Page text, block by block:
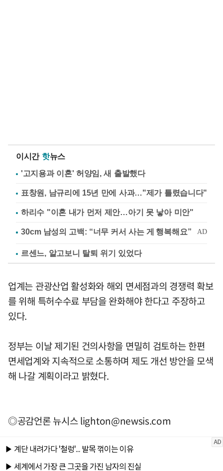
이시간 핫뉴스
'고지용과 이혼' 허양임, 새 출발했다
표창원, 남규리에 15년 만에 사과…"제가 틀렸습니다"
하리수 "이혼 내가 먼저 제안…아기 못 낳아 미안"
르센느, 알고보니 탈퇴 위기 있었다
업계는 관광산업 활성화와 해외 면세점과의 경쟁력 확보
를 위해 특허수수료 부담을 완화해야 한다고 주장하고
있다.
정부는 이날 제기된 건의사항을 면밀히 검토하는 한편
면세업계와 지속적으로 소통하며 제도 개선 방안을 모색
해 나갈 계획이라고 밝혔다.
◎공감언론 뉴시스lighton@newsis.com